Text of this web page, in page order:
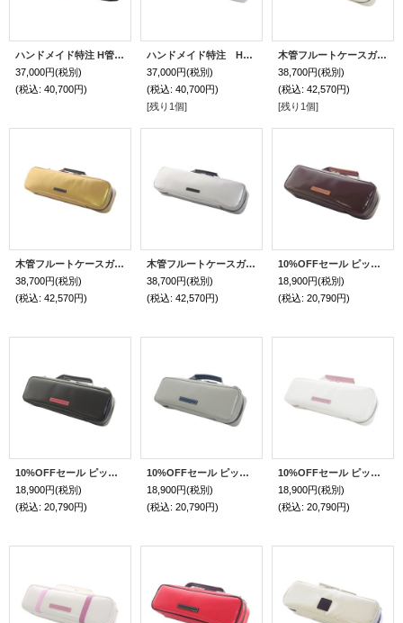
ハンドメイド特注 H管 アルトフルートケースガード「Krysar/wf」ソフトマットブラック
37,000円(税別)
(税込: 40,700円)
ハンドメイド特注 H管 アルトフルートケースガード「Krysar/wf」オフホワイト・スペシャルコーティング / ブラックエンブレム＋黒本革巻きハンドル
37,000円(税別)
(税込: 40,700円)
[残り1個]
木管フルートケースガード 特注ハンドメイド オフホワイトスペシャルコーティング/チョコ
38,700円(税別)
(税込: 42,570円)
[残り1個]
木管フルートケースガード 特注ハンドメイド ゴールド/チョコ
38,700円(税別)
(税込: 42,570円)
木管フルートケースガード 特注ハンドメイド シルバー / 黒
38,700円(税別)
(税込: 42,570円)
10%OFFセール ピッコロケースガード「Mancini 2/wf」チョコ / 本革キャメルハンドル
18,900円(税別)
(税込: 20,790円)
10%OFFセール ピッコロケースガード「Mancini 2/wf」マットブラック / 本革黒ハンドル・赤ネーム
18,900円(税別)
(税込: 20,790円)
10%OFFセール ピッコロケースガード「Mancini 2/wf」マットライトグレー / 本革紺ハンドル
18,900円(税別)
(税込: 20,790円)
10%OFFセール ピッコロケースガード「Mancini 2/wf」オフホワイトスペシャルコーティング / 本革ピンクハンドル
18,900円(税別)
(税込: 20,790円)